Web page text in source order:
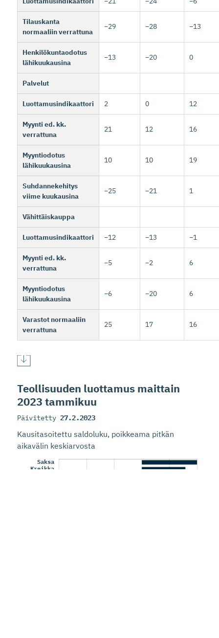
Tilauskanta
normaaliin verrattuna
−29 −28 −13
Henkilökuntaodotus
lähikuukausina
−13 −20 0
Palvelut
Luottamusindikaattori 2 0 12
Myynti ed. kk.
verrattuna
21 12 16
Myyntiodotus
lähikuukausina
10 10 19
Suhdannekehitys
viime kuukausina
−25 −21 1
Vähittäiskauppa
Luottamusindikaattori −12 −13 −1
Myynti ed. kk.
verrattuna
−5 −2 6
Myyntiodotus
lähikuukausina
−6 −20 6
Varastot normaaliin
verrattuna
25 17 16
Teollisuuden luottamus maittain
2023 tammikuu
Päivitetty 27.2.2023
Kausitasoitettu saldoluku, poikkeama pitkän
aikavälin keskiarvosta